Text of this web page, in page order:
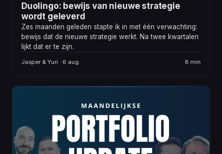
Duolingo: bewijs van nieuwe strategie
wordt geleverd
Zes maanden geleden stapte ik in met één verwachting:
bewijs dat de nieuwe strategie werkt. Na twee kwartalen
lijkt dat er te zijn.
Jasper & Yuri · 6 aug. 8 min